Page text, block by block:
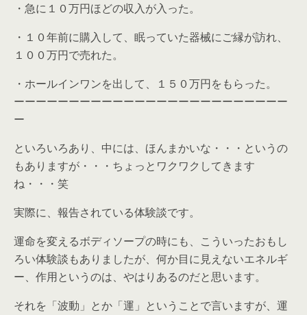
・急に１０万円ほどの収入が入った。
・１０年前に購入して、眠っていた器械にご縁が訪れ、
１００万円で売れた。
・ホールインワンを出して、１５０万円をもらった。
ーーーーーーーーーーーーーーーーーーーーーーーーー
ー
といろいろあり、中には、ほんまかいな・・・というの
もありますが・・・ちょっとワクワクしてきます
ね・・・笑
実際に、報告されている体験談です。
運命を変えるボディソープの時にも、こういったおもし
ろい体験談もありましたが、何か目に見えないエネルギ
ー、作用というのは、やはりあるのだと思います。
それを「波動」とか「運」ということで言いますが、運